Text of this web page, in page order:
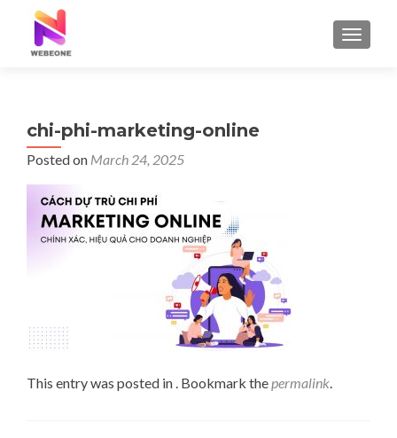
chi-phi-marketing-online
Posted on March 24, 2025
This entry was posted in . Bookmark thepermalink.